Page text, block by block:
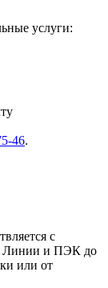
услуги:
46.
с
Линии и ПЭК до
или от